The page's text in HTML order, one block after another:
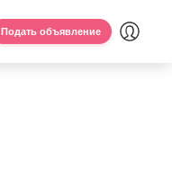
Подать объявление